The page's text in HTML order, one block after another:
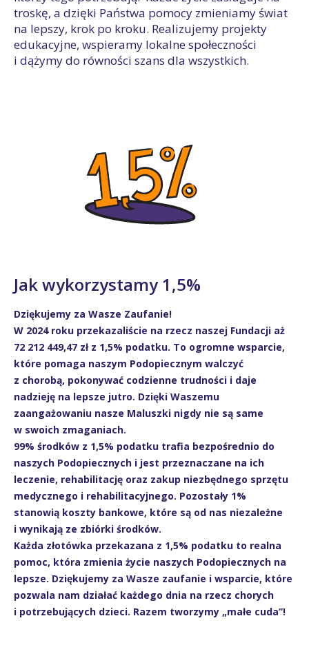
troskę, a dzięki Państwa pomocy zmieniamy świat
na lepszy, krok po kroku. Realizujemy projekty
edukacyjne, wspieramy lokalne społeczności
i dążymy do równości szans dla wszystkich.
Jak wykorzystamy 1,5%
Dziękujemy za Wasze Zaufanie!
W 2024 roku przekazaliście na rzecz naszej Fundacji aż
72 212 449,47 zł z 1,5% podatku. To ogromne wsparcie,
które pomaga naszym Podopiecznym walczyć
z chorobą, pokonywać codzienne trudności i daje
nadzieję na lepsze jutro. Dzięki Waszemu
zaangażowaniu nasze Maluszki nigdy nie są same
w swoich zmaganiach.
99% środków z 1,5% podatku trafia bezpośrednio do
naszych Podopiecznych i jest przeznaczane na ich
leczenie, rehabilitację oraz zakup niezbędnego sprzętu
medycznego i rehabilitacyjnego. Pozostały 1%
stanowią koszty bankowe, które są od nas niezależne
i wynikają ze zbiórki środków.
Każda złotówka przekazana z 1,5% podatku to realna
pomoc, która zmienia życie naszych Podopiecznych na
lepsze. Dziękujemy za Wasze zaufanie i wsparcie, które
pozwala nam działać każdego dnia na rzecz chorych
i potrzebujących dzieci. Razem tworzymy „małe cuda”!